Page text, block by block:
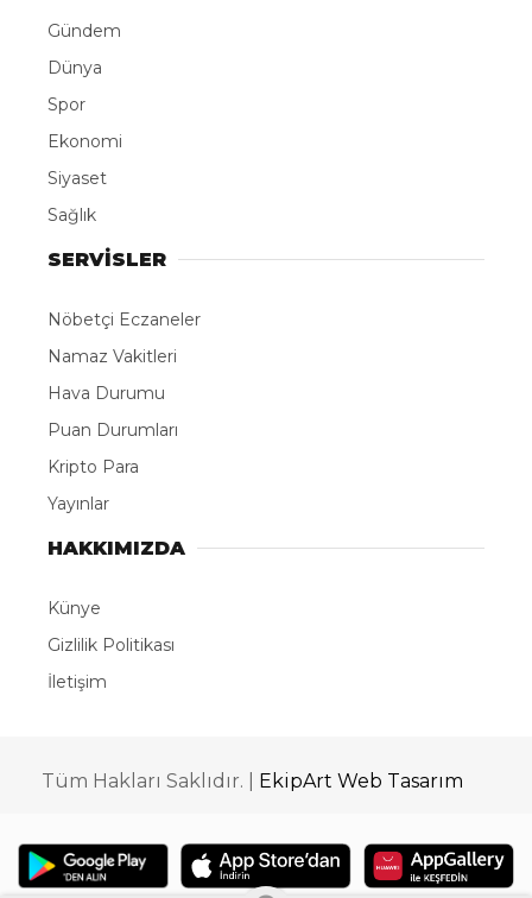
Cumhurbaşkanlığı Yüsek İstişare Kurulu (YİK) üyesi
ve 27. Dönem TBMM Meclis Başkanı İsmail
Tayyip Erdoğan Camisi inşaatında incelemelerde
bulunarak, “Camimizin adı daha önceden de
hizmetler nasip eder inşallah. Türkiye’nin her yerine
camiler, eserler kazandırdı birçok eser yanında”
dedi.
ve 27. Dönem TBMM Meclis Başkanı İsmail
Kahraman, bir dizi ziyaret için geldiği baba ocağı
Recep Tayyip Erdoğan Camii inşaatında
Rahmi Metin, Müftü Naci Çakmakçı, ÇAYKUR Genel
Başkanı Mehmet Erdoğan ve protokol üyeleri eşlik
etti. Kahraman ve beraberindeki heyet Millet